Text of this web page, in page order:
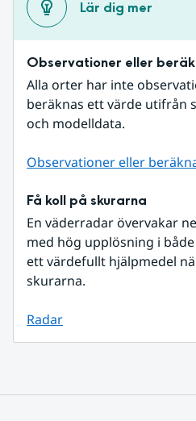
Lär dig mer
Observationer eller
Alla orter har inte
beräknas ett värde utifrån
och modelldata.
Observationer eller
Få koll på skurarna
En väderradar övervakar
med hög upplösning i
ett värdefullt hjälpmedel
skurarna.
Radar